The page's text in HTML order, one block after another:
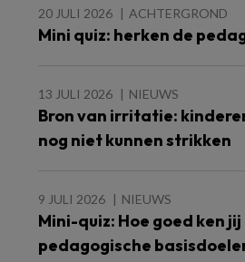
20 JULI 2026 ACHTERGROND
Mini quiz: herken de
13 JULI 2026 NIEUWS
Bron van irritatie:
nog niet kunnen strikken
9 JULI 2026 NIEUWS
Mini-quiz: Hoe goed ken jij
pedagogische